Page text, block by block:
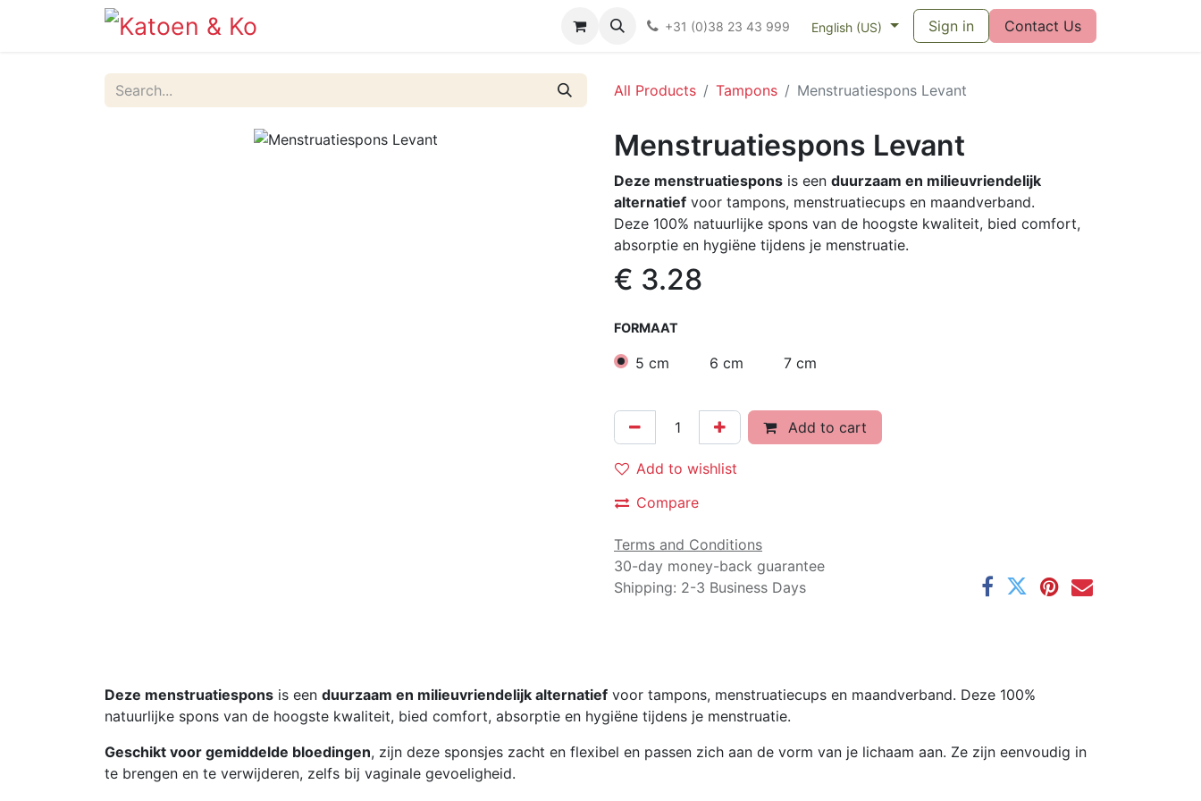
Kieswijzer nacht- en kraamverband Kieswijzer maandverband Vragen over menstruatiecups
+31 (0)38 23 43 999 English (US) Sign in Contact Us
All Products Tampons Menstruatiespons Levant
Menstruatiespons Levant
Deze menstruatiespons is een duurzaam en milieuvriendelijk
alternatief voor tampons, menstruatiecups en maandverband.
Deze 100% natuurlijke spons van de hoogste kwaliteit, bied comfort,
absorptie en hygiëne tijdens je menstruatie.
€ 3.28
FORMAAT
5 cm 6 cm 7 cm
Add to cart
Add to wishlist
Compare
Terms and Conditions
30-day money-back guarantee
Shipping: 2-3 Business Days
Deze menstruatiespons is een duurzaam en milieuvriendelijk alternatief voor tampons, menstruatiecups en maandverband. Deze 100%
natuurlijke spons van de hoogste kwaliteit, bied comfort, absorptie en hygiëne tijdens je menstruatie.
Geschikt voor gemiddelde bloedingen, zijn deze sponsjes zacht en flexibel en passen zich aan de vorm van je lichaam aan. Ze zijn eenvoudig in
te brengen en te verwijderen, zelfs bij vaginale gevoeligheid.